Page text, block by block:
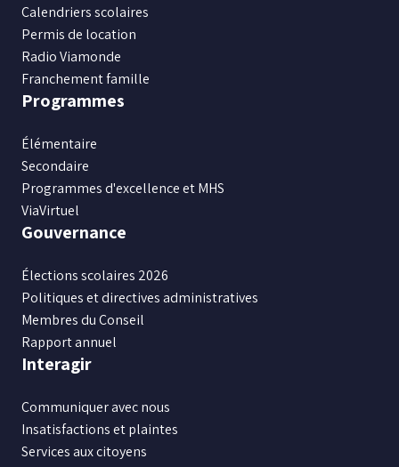
Calendriers scolaires
Permis de location
Radio Viamonde
Franchement famille
Programmes
Élémentaire
Secondaire
Programmes d'excellence et MHS
ViaVirtuel
Gouvernance
Élections scolaires 2026
Politiques et directives administratives
Membres du Conseil
Rapport annuel
Interagir
Communiquer avec nous
Insatisfactions et plaintes
Services aux citoyens